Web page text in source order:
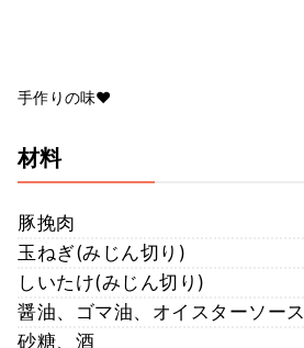
手作りの味♥
材料
豚挽肉
玉ねぎ(みじん切り)
しいたけ(みじん切り)
醤油、ゴマ油、オイスターソース
砂糖、酒